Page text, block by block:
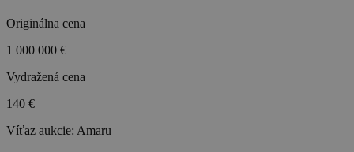
Originálna cena
1 000 000 €
Vydražená cena
140 €
Víťaz aukcie: Amaru